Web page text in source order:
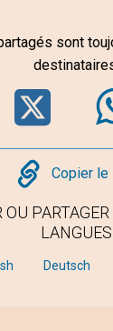
sont
Copy
Copier le
PARTAGER
LANGUES
Deutsch